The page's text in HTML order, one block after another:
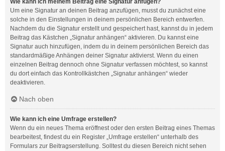
Wie kann ich meinem Beitrag eine Signatur anfügen?
Um eine Signatur an deinen Beitrag anzufügen, musst du zunächst eine
solche in den Einstellungen in deinem persönlichen Bereich entwerfen.
Nachdem du die Signatur erstellt und gespeichert hast, kannst du in jedem
Beitrag das Kästchen „Signatur anhängen“ aktivieren. Du kannst eine
Signatur auch hinzufügen, indem du in deinem persönlichen Bereich das
standardmäßige Anhängen deiner Signatur aktivierst. Wenn du einen
einzelnen Beitrag dennoch ohne Signatur verfassen möchtest, so kannst
du dort einfach das Kontrollkästchen „Signatur anhängen“ wieder
deaktivieren.
Nach oben
Wie kann ich eine Umfrage erstellen?
Wenn du ein neues Thema eröffnest oder den ersten Beitrag eines Themas
bearbeitest, findest du ein Register „Umfrage erstellen“ unterhalb des
Formulars zur Beitragserstellung. Solltest du diesen Bereich nicht sehen